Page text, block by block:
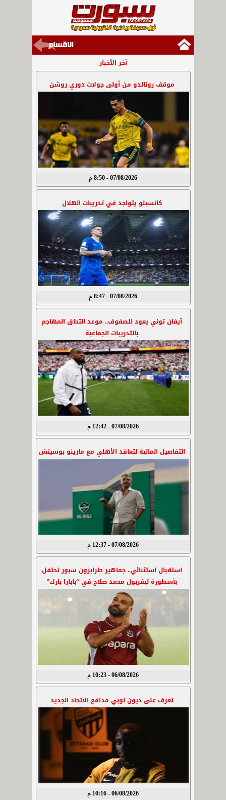
آخر الأخبار
موقف رونالدو من أولى جولات دوري روشن
07/08/2026 - 8:50 م
كانسيلو يتواجد في تدريبات الهلال
07/08/2026 - 8:47 م
آيفان توني يعود للصفوف.. موعد التحاق المهاجم
بالتدريبات الجماعية
07/08/2026 - 12:42 م
التفاصيل المالية لتعاقد الأهلي مع مارينو بوسيتش
07/08/2026 - 12:37 م
استقبال استثنائي.. جماهير طرابزون سبور تحتفل
بأسطورة ليفربول محمد صلاح في “بابارا بارك”
06/08/2026 - 10:23 م
تعرف على ديون لوبي مدافع الاتحاد الجديد
06/08/2026 - 10:16 م